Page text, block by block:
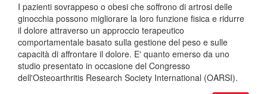
I pazienti sovrappeso o obesi che soffrono di artrosi delle
ginocchia possono migliorare la loro funzione fisica e ridurre
il dolore attraverso un approccio terapeutico
comportamentale basato sulla gestione del peso e sulle
capacità di affrontare il dolore. E' quanto emerso da uno
studio presentato in occasione del Congresso
dell'Osteoarthritis Research Society International (OARSI).